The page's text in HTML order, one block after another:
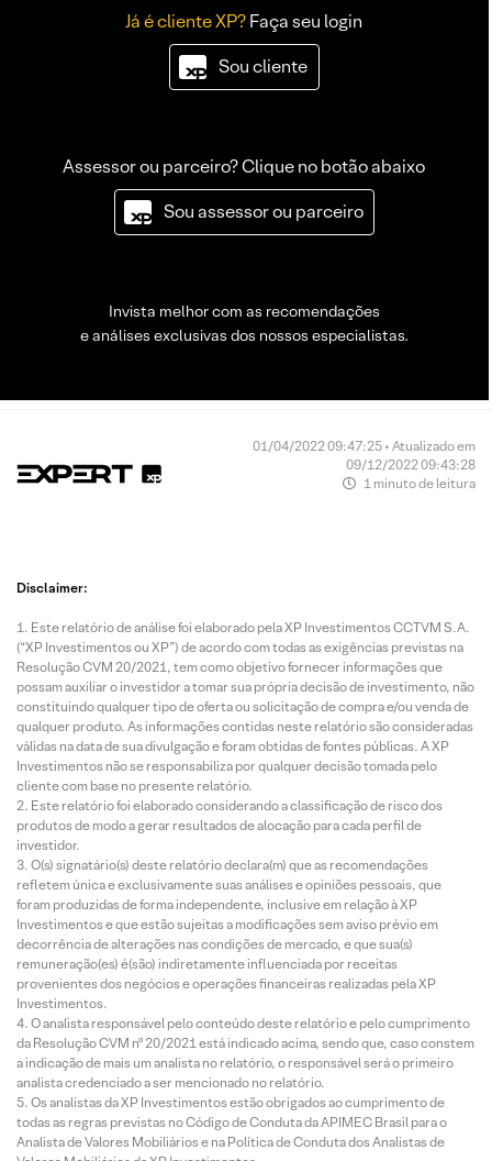
Já é cliente XP?Faça seu login
Sou cliente
Assessor ou parceiro? Clique no botão abaixo
Sou assessor ou parceiro
Invista melhor com as recomendações
e análises exclusivas dos nossos especialistas.
01/04/2022 09:47:25 • Atualizado em
09/12/2022 09:43:28
1 minuto de leitura
Disclaimer:
Este relatório de análise foi elaborado pela XP Investimentos CCTVM S.A.
(“XP Investimentos ou XP”) de acordo com todas as exigências previstas na
Resolução CVM 20/2021, tem como objetivo fornecer informações que
possam auxiliar o investidor a tomar sua própria decisão de investimento, não
constituindo qualquer tipo de oferta ou solicitação de compra e/ou venda de
qualquer produto. As informações contidas neste relatório são consideradas
válidas na data de sua divulgação e foram obtidas de fontes públicas. A XP
Investimentos não se responsabiliza por qualquer decisão tomada pelo
cliente com base no presente relatório.
Este relatório foi elaborado considerando a classificação de risco dos
produtos de modo a gerar resultados de alocação para cada perfil de
investidor.
O(s) signatário(s) deste relatório declara(m) que as recomendações
refletem única e exclusivamente suas análises e opiniões pessoais, que
foram produzidas de forma independente, inclusive em relação à XP
Investimentos e que estão sujeitas a modificações sem aviso prévio em
decorrência de alterações nas condições de mercado, e que sua(s)
remuneração(es) é(são) indiretamente influenciada por receitas
provenientes dos negócios e operações financeiras realizadas pela XP
Investimentos.
O analista responsável pelo conteúdo deste relatório e pelo cumprimento
da Resolução CVM nº 20/2021 está indicado acima, sendo que, caso constem
a indicação de mais um analista no relatório, o responsável será o primeiro
analista credenciado a ser mencionado no relatório.
Os analistas da XP Investimentos estão obrigados ao cumprimento de
todas as regras previstas no Código de Conduta da APIMEC Brasil para o
Analista de Valores Mobiliários e na Política de Conduta dos Analistas de